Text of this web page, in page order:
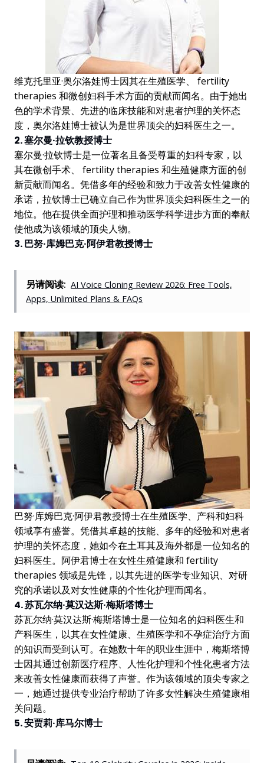
维克托里亚·奥尔洛娃博士因其在生殖医学、 fertility
therapies 和微创妇科手术方面的贡献而闻名。由于她出
色的学术背景、先进的临床技能和对患者护理的关怀态
度，奥尔洛娃博士被认为是世界顶尖的妇科医生之一。
2. 塞尔曼·拉钦教授博士
塞尔曼·拉钦博士是一位著名且备受尊重的妇科专家，以
其在微创手术、 fertility therapies 和生殖健康方面的创
新贡献而闻名。凭借多年的经验和致力于改善女性健康的
承诺，拉钦博士已确立自己作为世界顶尖妇科医生之一的
地位。他在提供全面护理和推动医学科学进步方面的奉献
使他成为该领域的顶尖人物。
3. 巴努·库姆巴克·阿伊君教授博士
另请阅读: AI Voice Cloning Review 2026: Free Tools,
Apps, Unlimited Plans & FAQs
巴努·库姆巴克·阿伊君教授博士在生殖医学、产科和妇科
领域享有盛誉。凭借其卓越的技能、多年的经验和对患者
护理的关怀态度，她如今在土耳其及海外都是一位知名的
妇科医生。阿伊君博士在女性生殖健康和 fertility
therapies 领域是先锋，以其先进的医学专业知识、对研
究的承诺以及对女性健康的个性化护理而闻名。
4. 苏瓦尔纳·莫汉达斯·梅斯塔博士
苏瓦尔纳·莫汉达斯·梅斯塔博士是一位知名的妇科医生和
产科医生，以其在女性健康、生殖医学和不孕症治疗方面
的知识而受到认可。在她数十年的职业生涯中，梅斯塔博
士因其通过创新医疗程序、人性化护理和个性化患者方法
来改善女性健康而获得了声誉。作为该领域的顶尖专家之
一，她通过提供专业治疗帮助了许多女性解决生殖健康相
关问题。
5. 安贾莉·库马尔博士